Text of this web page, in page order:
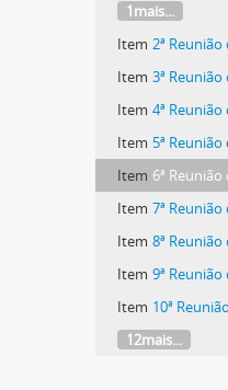
1mais...
Item 2ª Reunião
Item 3ª Reunião
Item 4ª Reunião
Item 5ª Reunião
Item 6ª Reunião
Item 7ª Reunião
Item 8ª Reunião
Item 9ª Reunião
Item 10ª Reunião
12mais...